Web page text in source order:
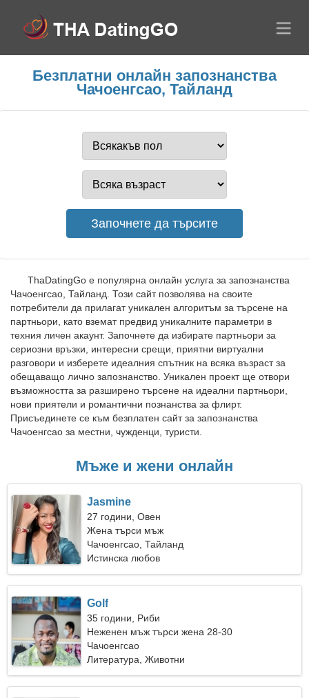
Безплатни онлайн запознанства
Чачоенгсао, Тайланд
ThaDatingGo е популярна онлайн услуга за запознанства
Чачоенгсао, Тайланд. Този сайт позволява на своите
потребители да прилагат уникален алгоритъм за търсене на
партньори, като вземат предвид уникалните параметри в
техния личен акаунт. Започнете да избирате партньори за
сериозни връзки, интересни срещи, приятни виртуални
разговори и изберете идеалния спътник на всяка възраст за
обещаващо лично запознанство. Уникален проект ще отвори
възможността за разширено търсене на идеални партньори,
нови приятели и романтични познанства за флирт.
Присъединете се към безплатен сайт за запознанства
Чачоенгсао за местни, чужденци, туристи.
Мъже и жени онлайн
Jasmine
27 години, Овен
Жена търси мъж
Чачоенгсао, Тайланд
Истинска любов
Golf
35 години, Риби
Неженен мъж търси жена 28-30
Чачоенгсао
Литература, Животни